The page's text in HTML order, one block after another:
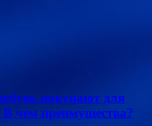
покупают для
В чем преимущества?